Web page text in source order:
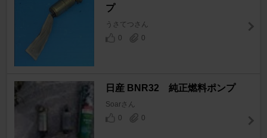
プ
うさてつさん
0
0
日産 BNR32 純正燃料ポンプ
Soarさん
0
0